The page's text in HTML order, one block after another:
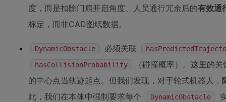
度，而是扣除门扇开启角度、人员通行冗余后的有效通
标定，而非CAD图纸数据。
DynamicObstacle 必须关联
hasCollisionProbability
（碰撞概率）。这里的
的中心点当轨迹起点。但我们发现，对于轮式机器人，
此，我们在本体中强制要求每个
DynamicObstacle